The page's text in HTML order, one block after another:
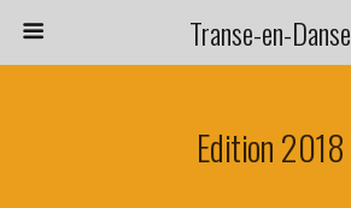
Transe-en-Danse
Edition 2018